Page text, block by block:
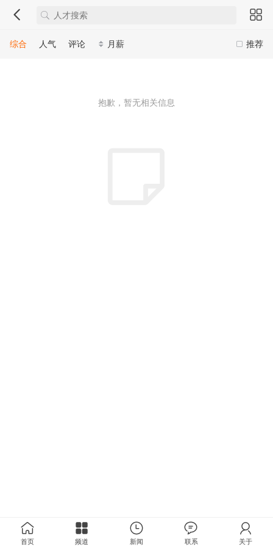
推荐
综合 人气 评论 月薪
抱歉，暂无相关信息
首页 频道 新闻 联系 关于